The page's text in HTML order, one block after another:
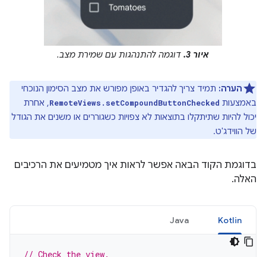
איור 3. דוגמה להתנהגות עם שמירת מצב.
הערה: תמיד צריך להגדיר באופן מפורש את מצב הסימון הנוכחי
באמצעות RemoteViews.setCompoundButtonChecked, אחרת
יכול להיות שתיתקלו בתוצאות לא צפויות כשגוררים או משנים את הגודל
של הווידג'ט.
בדוגמת הקוד הבאה אפשר לראות איך מטמיעים את הרכיבים
האלה.
Kotlin
Java
// Check the view.